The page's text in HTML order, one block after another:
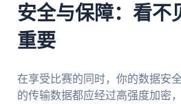
安全与保障：看不
重要
在享受比赛的同时，你的数据安
的传输数据都应经过高强度加密